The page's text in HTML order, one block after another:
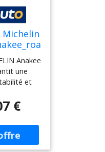
toutes les
Michelin
19 60v
Anakee
une
et
biseautés
de
une
en
terrain. La
€